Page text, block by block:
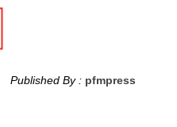
Published By : pfmpress